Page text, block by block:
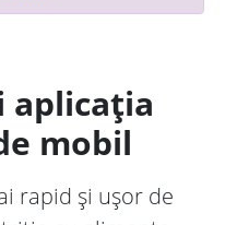
aplicația
mobil
rapid și ușor de